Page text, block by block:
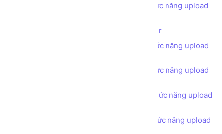
Xây dựng danh mục Sản phẩm có chức năng upload
Lưu đồ Upload file từ Client lên Server
Xây dựng danh mục Sản phẩm có chức năng upload
Xây dựng danh mục Sản phẩm có chức năng upload
Xây dựng danh mục Sản phẩm có chức năng upload
Xây dựng danh mục Sản phẩm có chức năng upload